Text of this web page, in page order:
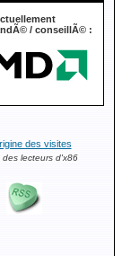
/ conseillÃ© :
des lecteurs d'x86